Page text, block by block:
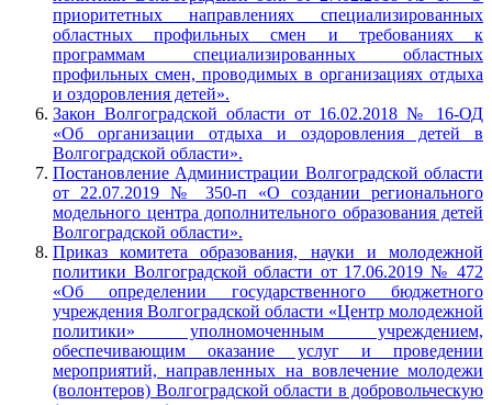
приоритетных направлениях специализированных
областных профильных смен и требованиях к
программам специализированных областных
профильных смен, проводимых в организациях отдыха
и оздоровления детей».
Закон Волгоградской области от 16.02.2018 № 16-ОД
«Об организации отдыха и оздоровления детей в
Волгоградской области».
Постановление Администрации Волгоградской области
от 22.07.2019 № 350-п «О создании регионального
модельного центра дополнительного образования детей
Волгоградской области».
Приказ комитета образования, науки и молодежной
политики Волгоградской области от 17.06.2019 № 472
«Об определении государственного бюджетного
учреждения Волгоградской области «Центр молодежной
политики» уполномоченным учреждением,
обеспечивающим оказание услуг и проведении
мероприятий, направленных на вовлечение молодежи
(волонтеров) Волгоградской области в добровольческую